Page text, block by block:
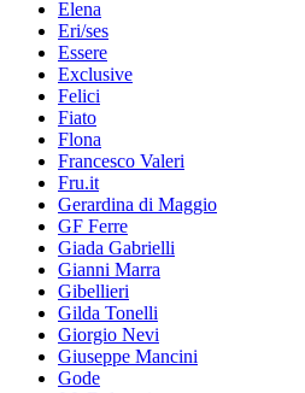
Elena
Eri/ses
Essere
Exclusive
Felici
Fiato
Flona
Francesco Valeri
Fru.it
Gerardina di Maggio
GF Ferre
Giada Gabrielli
Gianni Marra
Gibellieri
Gilda Tonelli
Giorgio Nevi
Giuseppe Mancini
Gode